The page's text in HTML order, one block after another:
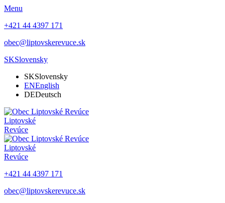
Menu
+421 44 4397 171
obec@liptovskerevuce.sk
SKSlovensky
SKSlovensky
ENEnglish
DEDeutsch
Liptovské
Revúce
Liptovské
Revúce
+421 44 4397 171
obec@liptovskerevuce.sk